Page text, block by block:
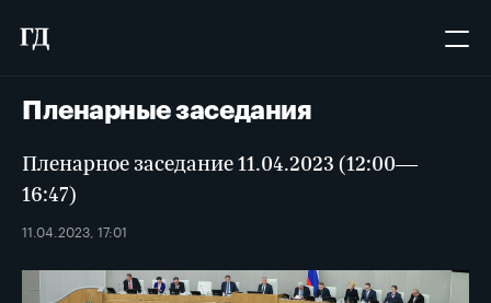
Пленарные заседания
Пленарное заседание 11.04.2023 (12:00—
16:47)
11.04.2023, 17:01